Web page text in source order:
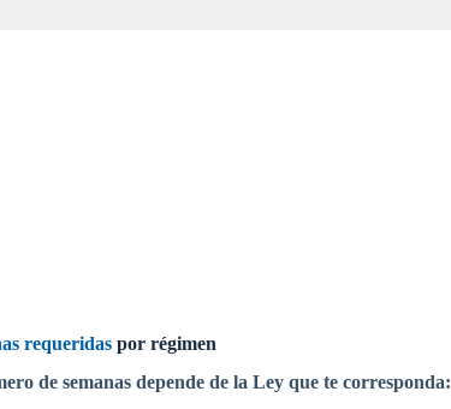
requeridas por régimen
de semanas depende de la Ley que te corresponda: